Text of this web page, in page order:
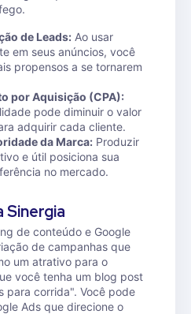
de Leads: Ao usar
em seus anúncios, você
propensos a se tornarem
por Aquisição (CPA):
pode diminuir o valor
adquirir cada cliente.
da Marca: Produzir
e útil posiciona sua
no mercado.
Sinergia
de conteúdo e Google
de campanhas que
um atrativo para o
você tenha um blog post
para corrida". Você pode
Ads que direcione o